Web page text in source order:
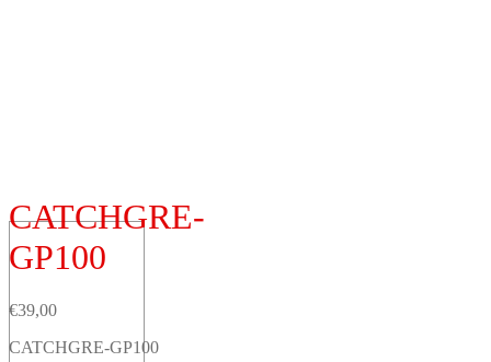
CATCHGRE-
GP100
€39,00
CATCHGRE-GP100